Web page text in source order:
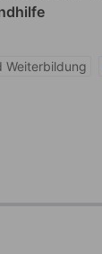
Weiterbildung